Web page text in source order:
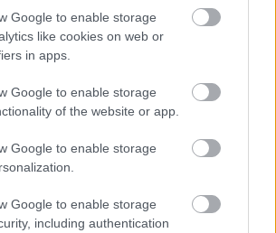
Google to enable storage
like cookies on web or
in apps.
Google to enable storage
of the website or app.
Google to enable storage
Google to enable storage
including authentication
- Korona Kielce znajdziesz na naszej stronie zaraz
szukasz informacji meczowych, zajrzyj tutaj:
- wynik, składy, strzelcy
dostępna jest
albo innych spotkań Ekstraklasa na pewno
na naszym portalu. Możliwe jednak, że nigdzie
online z tego pojedynku. Śledź portal
Rzeszów |ITA TOOLS Stal Mielec
| Texom Stal Rzeszów|Stal Mielec